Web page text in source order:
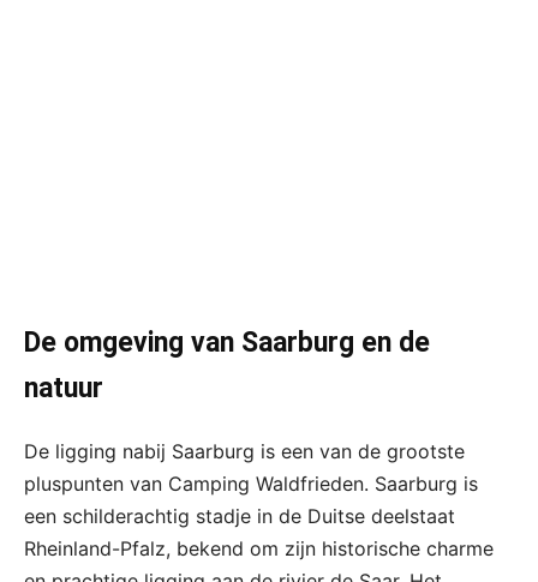
De omgeving van Saarburg en de
natuur
De ligging nabij Saarburg is een van de grootste
pluspunten van Camping Waldfrieden. Saarburg is
een schilderachtig stadje in de Duitse deelstaat
Rheinland-Pfalz, bekend om zijn historische charme